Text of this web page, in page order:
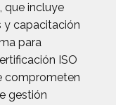
que incluye
y capacitación
para
ISO
comprometen
gestión